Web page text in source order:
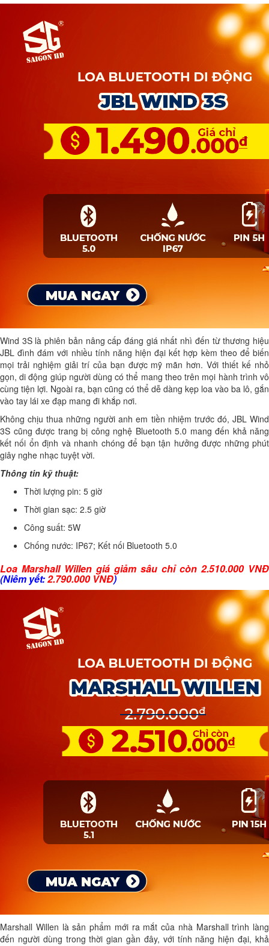
Wind 3S là phiên bản nâng cấp đáng giá nhất nhì đến từ thương hiệu
JBL đình đám với nhiều tính năng hiện đại kết hợp kèm theo để biến
mọi trải nghiệm giải trí của bạn được mỹ mãn hơn. Với thiết kế nhỏ
gọn, di động giúp người dùng có thể mang theo trên mọi hành trình vô
cùng tiện lợi. Ngoài ra, bạn cũng có thể dễ dàng kẹp loa vào ba lô, gắn
vào tay lái xe đạp mang đi khắp nơi.
Không chịu thua những người anh em tiền nhiệm trước đó, JBL Wind
3S cũng được trang bị công nghệ Bluetooth 5.0 mang đến khả năng
kết nối ổn định và nhanh chóng để bạn tận hưởng được những phút
giây nghe nhạc tuyệt vời.
Thông tin kỹ thuật:
Thời lượng pin: 5 giờ
Thời gian sạc: 2.5 giờ
Công suất: 5W
Chống nước: IP67; Kết nối Bluetooth 5.0
Loa Marshall Willen giá giảm sâu chỉ còn 2.510.000 VNĐ
(Niêm yết:2.790.000 VNĐ)
Marshall Willen là sản phẩm mới ra mắt của nhà Marshall trình làng
đến người dùng trong thời gian gần đây, với tính năng hiện đại, khả